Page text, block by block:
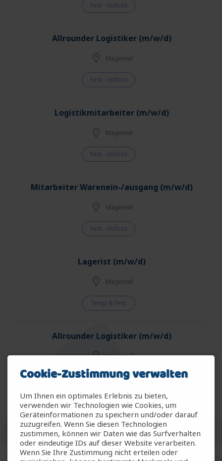
Fest - Vollzeit
Allrounder Logistiker (m/w/d)
Mägenwil
Fest - Vollzeit
Logistikmitarbeiter (m/w/d)
Mägenwil
Fest - Vollzeit
Mitarbeiter Warenein-/ausgang (m/w/d)
Mägenwil
Fest - Vollzeit
Lagerist (m/w/d)
Mägenwil
Temp & Fest
Allrounder Logistiker (m/w/d)
Mägenwil
Temp & Fest
Allrounder Gartenbau (m/w/d)
Arbon
Temp & Fest
Cookie-Zustimmung verwalten
Um Ihnen ein optimales Erlebnis zu bieten,
verwenden wir Technologien wie Cookies, um
Geräteinformationen zu speichern und/oder darauf
zuzugreifen. Wenn Sie diesen Technologien
zustimmen, können wir Daten wie das Surfverhalten
oder eindeutige IDs auf dieser Website verarbeiten.
Wenn Sie Ihre Zustimmung nicht erteilen oder